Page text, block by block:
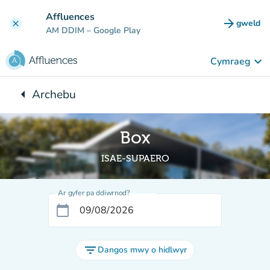
clear Affluences
AM DDIM – Google Play arrow_forward gweld
(tab
Cymraeg keyboard_arrow_down
arrow_leftYn ôl i:
Archebu
Box
ISAE-SUPAERO
Ar gyfer pa ddiwrnod?
calendar_today
filter_list Dangos mwy o hidlwyr